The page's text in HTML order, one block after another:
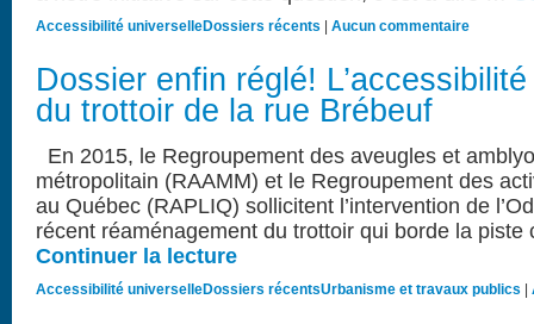
Accessibilité universelleDossiers récents Aucun commentaire
Dossier enfin réglé!
du trottoir de la rue Brébeuf
En 2015, le Regroupement des aveugles et
métropolitain (RAAMM) et le Regroupement des
au Québec (RAPLIQ) sollicitent l’intervention de
récent réaménagement du trottoir qui borde la
Continuer la lecture
Accessibilité universelleDossiers récentsUrbanisme et travaux publics